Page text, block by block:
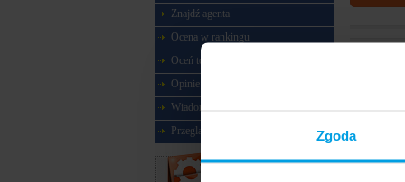
Zgoda
Znajdź agenta
Ocena w rankingu
Oceń towarzystwo
Opinie o towarzystwie
Wiadomości
Przegląd ubezpieczeń
Przy